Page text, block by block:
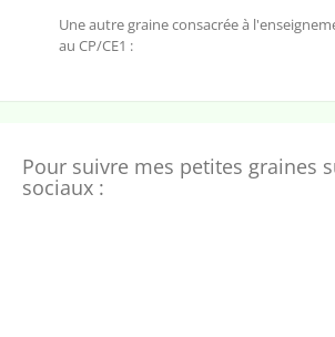
Une autre graine consacrée à
au CP/CE1 :
Pour suivre mes petites graines
sociaux :